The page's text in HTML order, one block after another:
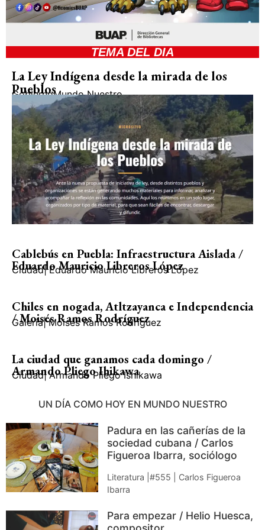
TEMA DEL DIA
La Ley Indígena desde la mirada de los
Pueblos
GobiernoMundo Nuestro
Cablebús en Puebla: Infraestructura Aislada /
Eduardo Mauricio Libreros López
Ciudad| Eduardo Mauricio Libreros López
Chiles en nogada, Atltzayanca e Independencia
/ Moisés Ramos Rodríguez
Galería| Moisés Ramos Rodríguez
La ciudad que ganamos cada domingo /
Armando Pliego Ihikawa
Ciudad| Armando Pliego Ishikawa
UN DÍA COMO HOY EN MUNDO NUESTRO
Padura en las cañerías de la
sociedad cubana / Carlos
Figueroa Ibarra, sociólogo
Literatura |#555 | Carlos Figueroa
Ibarra
Para empezar / Helio Huesca,